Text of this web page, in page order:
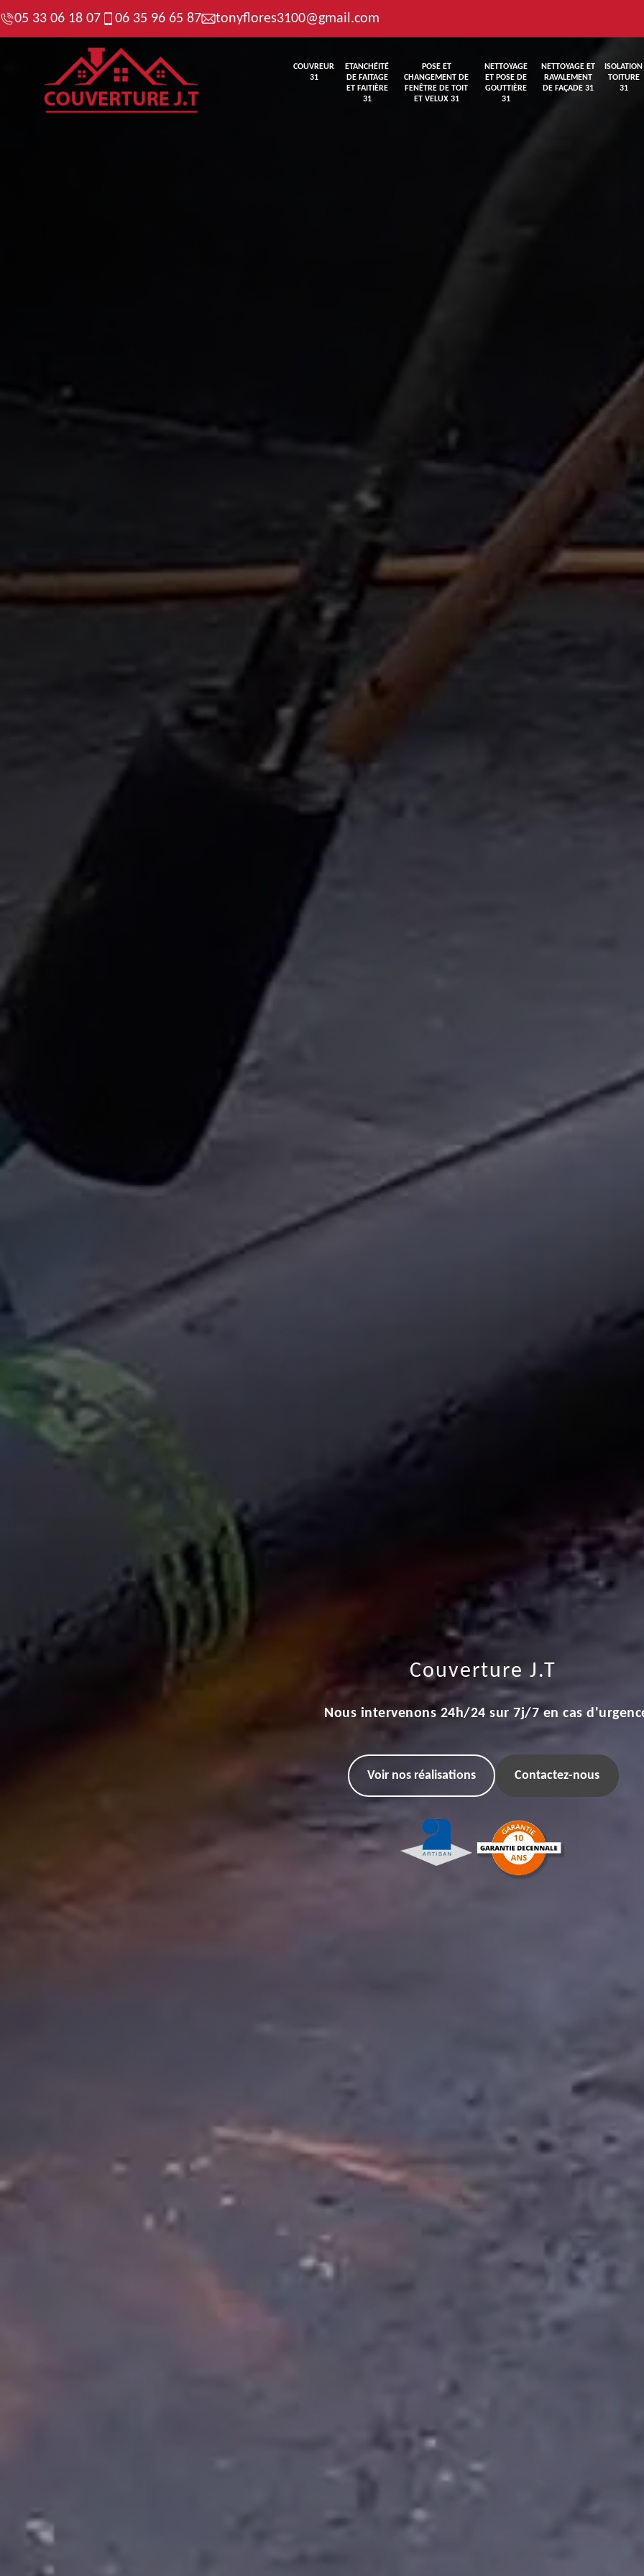
05 33 06 18 07 06 35 96 65 87 tonyflores3100@gmail.com
COUVREUR
31
ETANCHÉITÉ
DE FAITAGE
ET FAITIÈRE
31
POSE ET
CHANGEMENT DE
FENÊTRE DE TOIT
ET VELUX 31
NETTOYAGE
ET POSE DE
GOUTTIÈRE
31
NETTOYAGE ET
RAVALEMENT
DE FAÇADE 31
ISOLATION
TOITURE
31
Couverture J.T
Nous intervenons 24h/24 sur 7j/7 en cas
Voir nos réalisations Contactez-nous